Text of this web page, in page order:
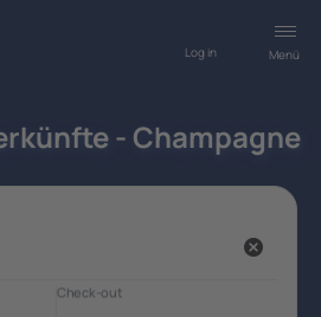
Menü
Log in
- Champagne